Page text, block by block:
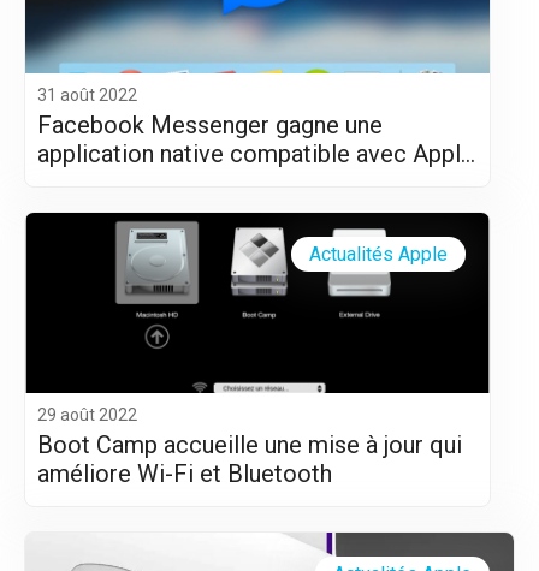
31 août 2022
Facebook Messenger gagne une
application native compatible avec Apple
29 août 2022
Boot Camp accueille une mise à jour qui
améliore Wi-Fi et Bluetooth
Actualités Apple